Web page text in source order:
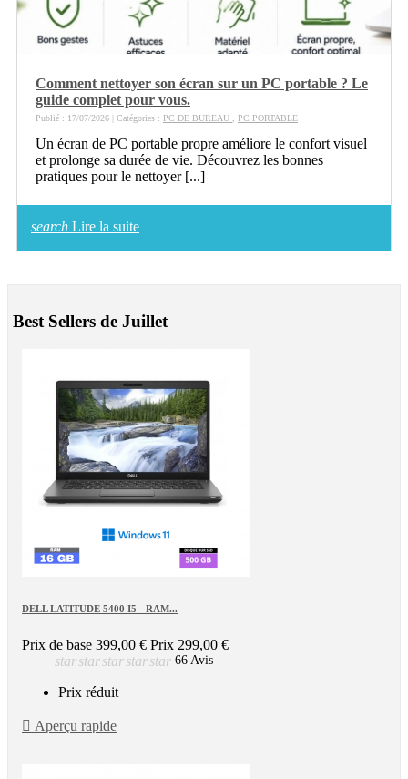
Comment nettoyer son écran sur un PC portable ? Le
guide complet pour vous.
Publié : 17/07/2026 | Catégories : PC DE BUREAU PC PORTABLE
Un écran de PC portable propre améliore le confort visuel
et prolonge sa durée de vie. Découvrez les bonnes
pratiques pour le nettoyer [...]
search Lire la suite
Best Sellers de Juillet
DELL LATITUDE 5400 I5 - RAM...
Prix de base 399,00 € Prix 299,00 €
starstarstarstarstar 66 Avis
Prix réduit
 Aperçu rapide